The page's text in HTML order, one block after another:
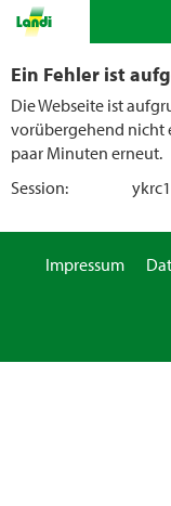
Ein Fehler ist
Die Webseite ist
vorübergehend nicht
paar Minuten erneut.
Session:
Impressum